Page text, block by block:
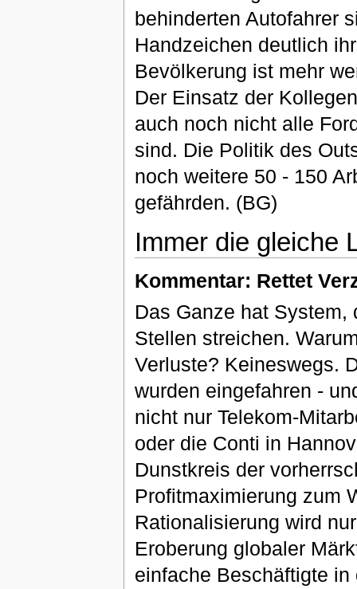
behinderten Autofahrer
Handzeichen deutlich
Bevölkerung ist mehr
Der Einsatz der
auch noch nicht alle
sind. Die Politik des
noch weitere 50 - 150
gefährden. (BG)
Immer die gleiche
Kommentar: Rettet
Das Ganze hat
Stellen streichen.
Verluste? Keineswegs.
wurden eingefahren -
nicht nur Telekom-
oder die Conti in
Dunstkreis der
Profitmaximierung zum
Rationalisierung wird
Eroberung globaler
einfache Beschäftigte